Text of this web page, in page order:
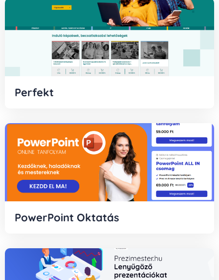
Perfekt
PowerPoint Oktatás